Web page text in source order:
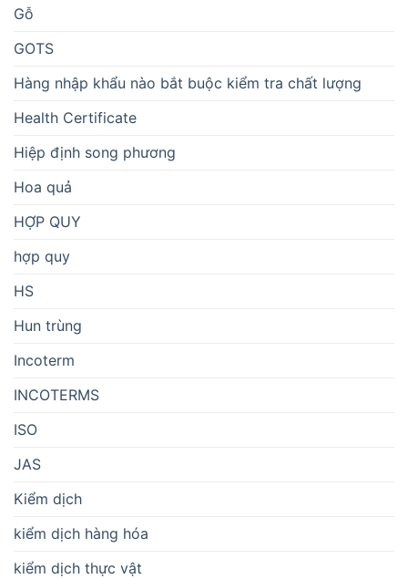
Gỗ
GOTS
Hàng nhập khẩu nào bắt buộc kiểm tra chất lượng
Health Certificate
Hiệp định song phương
Hoa quả
HỢP QUY
hợp quy
HS
Hun trùng
Incoterm
INCOTERMS
ISO
JAS
Kiểm dịch
kiểm dịch hàng hóa
kiểm dịch thực vật